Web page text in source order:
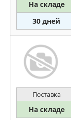
На складе
30 дней
Поставка
На складе